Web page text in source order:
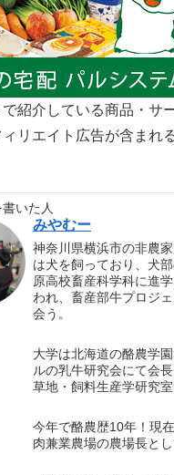
紹介している商品・サ
リエイト広告が含まれ
いた人
みやむー
神奈川県横浜市の非農
は犬を飼っており、犬
原高校畜産科学科に進
われ、畜産部牛プロジ
会う。
大学は北海道の酪農学
ルの乳牛研究会にて会
草地・飼料生産学研究室
今年で酪農歴10年！現
肉兼業農場の農場長とし